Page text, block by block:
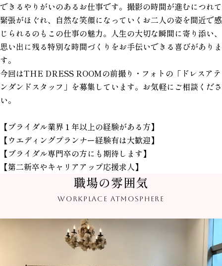
できるやりがいのあるお仕事です。撮影の時間が進むにつれて
緊張がほぐれ、自然な笑顔になっていくお二人の姿を間近で感
じられるのもこの仕事の魅力。人生の大切な瞬間に寄り添い、
思い出に残る特別な時間づくりをお手伝いできる喜びがありま
す。
今回はTHE DRESS ROOMの前撮り・フォトの「ドレスアテ
ンダンドスタッフ」を募集しています。お気軽にご相談くださ
い。
【ブライダル業界１年以上の経験がある方】
【ウエディングプランナー経験有は大歓迎】
【ブライダル専門卒の方にも期待します】
【第二新卒やキャリアアップ応援求人】
職場の雰囲気
WORKPLACE ATMOSPHERE